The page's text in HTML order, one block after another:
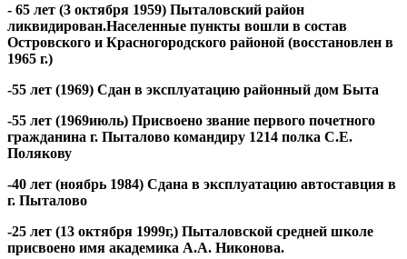
- 65 лет (3 октября 1959) Пыталовский район
ликвидирован.Населенные пункты вошли в состав
Островского и Красногородского районой (восстановлен в
1965 г.)
-55 лет (1969) Сдан в эксплуатацию районный дом Быта
-55 лет (1969июль) Присвоено звание первого почетного
гражданина г. Пыталово командиру 1214 полка С.Е.
Полякову
-40 лет (ноябрь 1984) Сдана в эксплуатацию автоставция в
г. Пыталово
-25 лет (13 октября 1999г,) Пыталовской средней школе
присвоено имя академика А.А. Никонова.